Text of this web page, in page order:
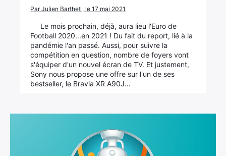
Par Julien Barthet , le 17 mai 2021
Le mois prochain, déjà, aura lieu l'Euro de
Football 2020...en 2021 ! Du fait du report, lié à la
pandémie l'an passé. Aussi, pour suivre la
compétition en question, nombre de foyers vont
s'équiper d'un nouvel écran de TV. Et justement,
Sony nous propose une offre sur l'un de ses
bestseller, le Bravia XR A90J…